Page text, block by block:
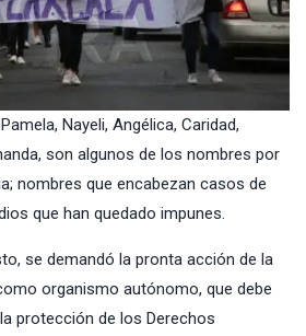
Nayeli, Angélica, Caridad,
son algunos de los nombres por
nombres que encabezan casos de
que han quedado impunes.
se demandó la pronta acción de la
organismo autónomo, que debe
protección de los Derechos